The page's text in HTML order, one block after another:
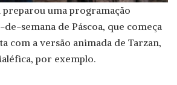
uma programação
semana de Páscoa, que começa
com a versão animada de Tarzan,
por exemplo.